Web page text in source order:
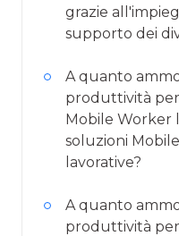
grazie
supporto dei
A quanto
produttività
Mobile Worker
soluzioni
lavorative?
A quanto
produttività per